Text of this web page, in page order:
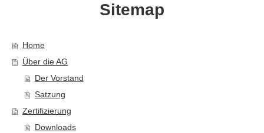
Sitemap
Home
Über die AG
Der Vorstand
Satzung
Zertifizierung
Downloads